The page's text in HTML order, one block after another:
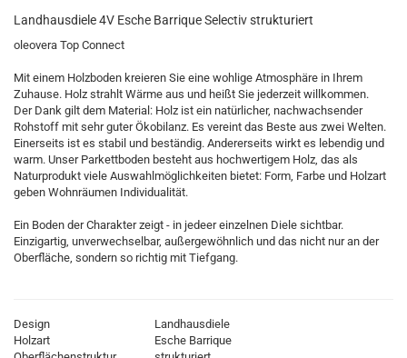
Landhausdiele 4V Esche Barrique Selectiv strukturiert
oleovera Top Connect
Mit einem Holzboden kreieren Sie eine wohlige Atmosphäre in Ihrem
Zuhause. Holz strahlt Wärme aus und heißt Sie jederzeit willkommen.
Der Dank gilt dem Material: Holz ist ein natürlicher, nachwachsender
Rohstoff mit sehr guter Ökobilanz. Es vereint das Beste aus zwei Welten.
Einerseits ist es stabil und beständig. Andererseits wirkt es lebendig und
warm. Unser Parkettboden besteht aus hochwertigem Holz, das als
Naturprodukt viele Auswahlmöglichkeiten bietet: Form, Farbe und Holzart
geben Wohnräumen Individualität.
Ein Boden der Charakter zeigt - in jedeer einzelnen Diele sichtbar.
Einzigartig, unverwechselbar, außergewöhnlich und das nicht nur an der
Oberfläche, sondern so richtig mit Tiefgang.
Design
Landhausdiele
Holzart
Esche Barrique